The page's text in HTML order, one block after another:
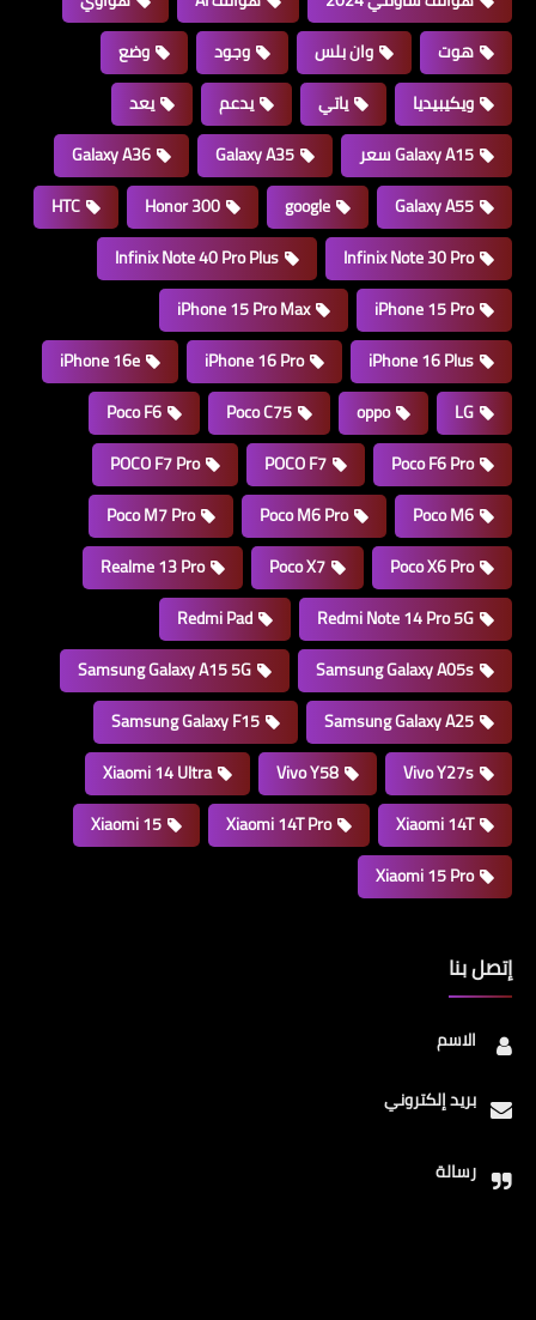
هوت
وان بلس وجود
وضع
ويكيبيديا
ياتي يدعم
يعد
Galaxy A15 سعر
Galaxy A35
Galaxy A36
Galaxy A55
google
Honor 300
HTC
Infinix Note 30 Pro
Infinix Note 40 Pro Plus
iPhone 15 Pro
iPhone 15 Pro Max
iPhone 16 Plus
iPhone 16 Pro
iPhone 16e
LG
oppo
Poco C75
Poco F6
Poco F6 Pro
POCO F7
POCO F7 Pro
Poco M6
Poco M6 Pro
Poco M7 Pro
Poco X6 Pro
Poco X7
Realme 13 Pro
Redmi Note 14 Pro 5G
Redmi Pad
Samsung Galaxy A05s
Samsung Galaxy A15 5G
Samsung Galaxy A25
Samsung Galaxy F15
Vivo Y27s
Vivo Y58
Xiaomi 14 Ultra
Xiaomi 14T
Xiaomi 14T Pro
Xiaomi 15
Xiaomi 15 Pro
إتصل بنا
الاسم
بريد إلكتروني
رسالة